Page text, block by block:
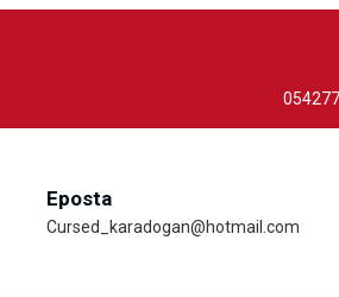
Eposta
Cursed_karadogan@hotmail.com